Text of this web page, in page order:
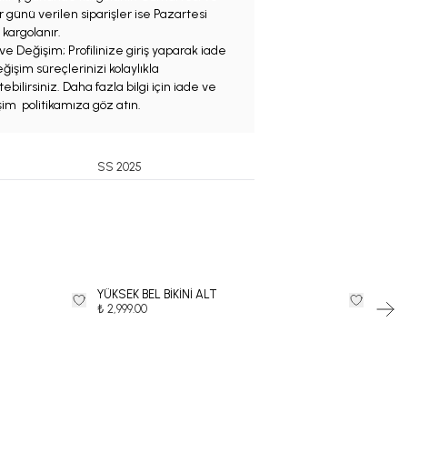
günü verilen siparişler ise Pazartesi
Değişim; Profilinize giriş yaparak iade
süreçlerinizi kolaylıkla
Daha fazla bilgi için iade ve
politikamıza göz atın.
SS 2025
YÜKSEK BEL BİKİNİ ALT
₺ 2,999.00
₺ 3,499.00